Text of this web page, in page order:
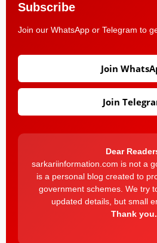
Subscribe
Join our WhatsApp or Telegram to
Join
Join
Dear
sarkariinformation.com is not a
is a personal blog created to
government schemes. We try
updated details, but small
Thank you.